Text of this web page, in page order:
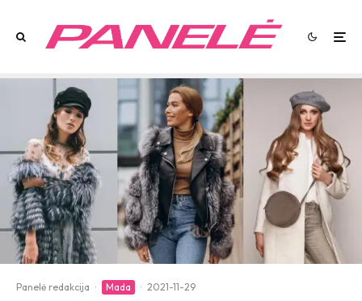
Panelė redakcija · Mada · 2021-11-29